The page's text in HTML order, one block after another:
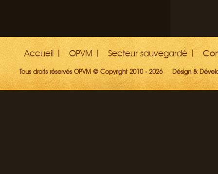
Accueil OPVM Secteur sauvegardé
Tous droits réservés OPVM © Copyright 2010 - 2026 Désign &